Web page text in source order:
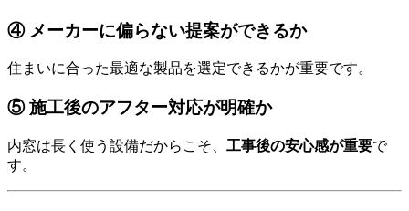
④ メーカーに偏らない提案ができるか
住まいに合った最適な製品を選定できるかが重要です。
⑤ 施工後のアフター対応が明確か
内窓は長く使う設備だからこそ、 工事後の安心感が重要で
す。